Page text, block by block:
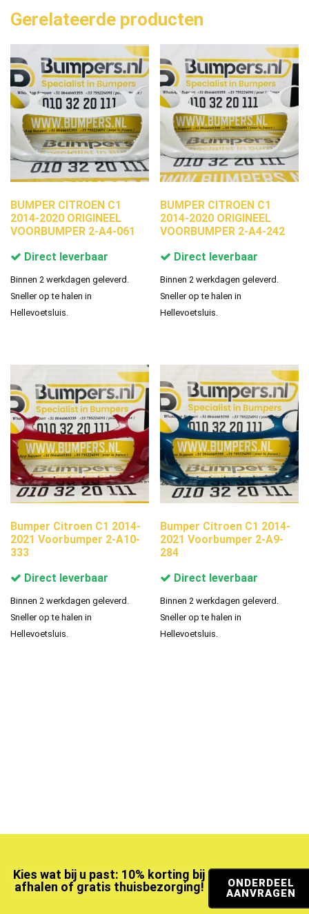
Gerelateerde producten
BUMPER CITROEN C1
2014-2020 ORIGINEEL
VOORBUMPER 2-A4-061
Direct leverbaar
Binnen 2 werkdagen geleverd.
Sneller op te halen in
Hellevoetsluis.
BUMPER CITROEN C1
2014-2020 ORIGINEEL
VOORBUMPER 2-A4-242
Direct leverbaar
Binnen 2 werkdagen geleverd.
Sneller op te halen in
Hellevoetsluis.
Bumper Citroen C1 2014-
2021 Voorbumper 2-A10-
333
Direct leverbaar
Binnen 2 werkdagen geleverd.
Sneller op te halen in
Hellevoetsluis.
Bumper Citroen C1 2014-
2021 Voorbumper 2-A9-
284
Direct leverbaar
Binnen 2 werkdagen geleverd.
Sneller op te halen in
Hellevoetsluis.
Kies wat bij u past: 10% korting bij
afhalen of gratis thuisbezorging!
ONDERDEEL
AANVRAGEN